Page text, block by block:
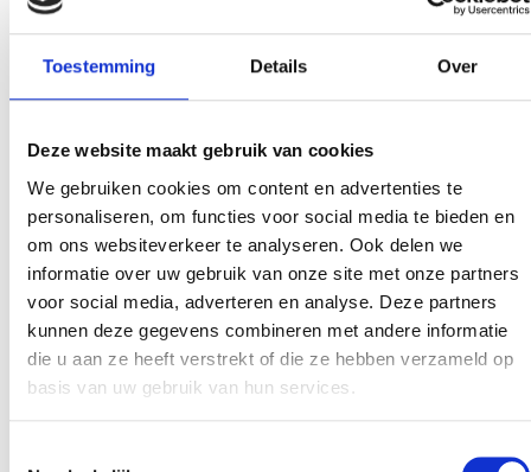
Toestemming Details Over
Deze website maakt gebruik van cookies
We gebruiken cookies om content en advertenties te
personaliseren, om functies voor social media te bieden en
om ons websiteverkeer te analyseren. Ook delen we
informatie over uw gebruik van onze site met onze partners
voor social media, adverteren en analyse. Deze partners
kunnen deze gegevens combineren met andere informatie
die u aan ze heeft verstrekt of die ze hebben verzameld op
basis van uw gebruik van hun services.